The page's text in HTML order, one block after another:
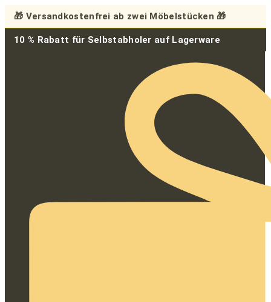
Zum
Inhalt
springen
🎁 Versandkostenfrei ab zwei Möbelstücken 🎁
10 % Rabatt für Selbstabholer auf Lagerware